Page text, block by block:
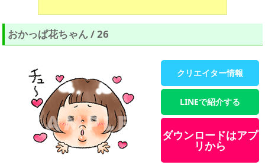
おかっぱ花ちゃん / 26
クリエイター情報
LINEで紹介する
ダウンロードはアプ
リから